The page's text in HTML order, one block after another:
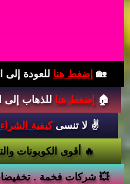
إضغط هنا للعودة إلى الصفحة الرئيسية لمتجرنا 🏡
إضغط هناللذهاب إلى الصفحة الشاملة والرهيبة 🏠
✌️ لا تنسىكيفية الشراء ✌️
🔥 أقوى الكوبونات والتخفيضات والكاش باك 🔥
💥 شركات فخمة . تخفيضات مغرية . سهولة الشراء 💥